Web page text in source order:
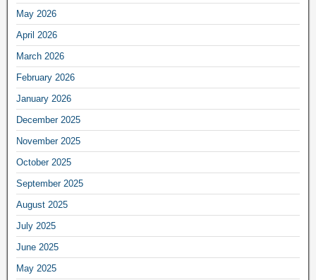
May 2026
April 2026
March 2026
February 2026
January 2026
December 2025
November 2025
October 2025
September 2025
August 2025
July 2025
June 2025
May 2025